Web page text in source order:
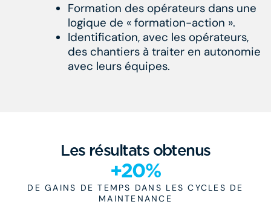
Formation des opérateurs dans une
logique de « formation-action ».
Identification, avec les opérateurs,
des chantiers à traiter en autonomie
avec leurs équipes.
Les résultats obtenus
+20%
DE GAINS DE TEMPS DANS LES CYCLES DE
MAINTENANCE